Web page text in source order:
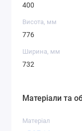
400
Висота, мм
776
Ширина, мм
732
Матеріали та
Матеріал